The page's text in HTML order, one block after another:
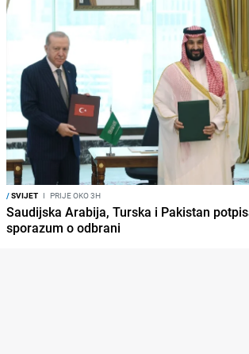
/SVIJET I PRIJE OKO 3H
Saudijska Arabija, Turska i Pakistan
sporazum o odbrani